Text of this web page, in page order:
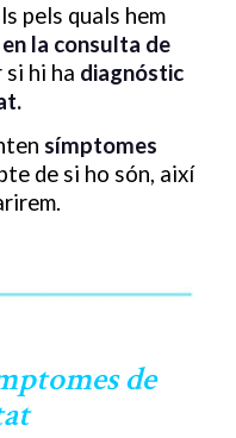
pels quals hem
la consulta de
si hi ha diagnóstic
símptomes
de si ho són, així
de